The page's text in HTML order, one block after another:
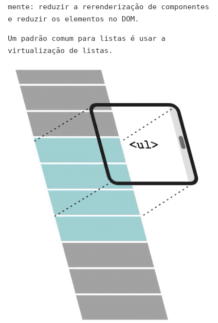
mente: reduzir a rerenderização de componentes
e reduzir os elementos no DOM.
Um padrão comum para listas é usar a
virtualização de listas.